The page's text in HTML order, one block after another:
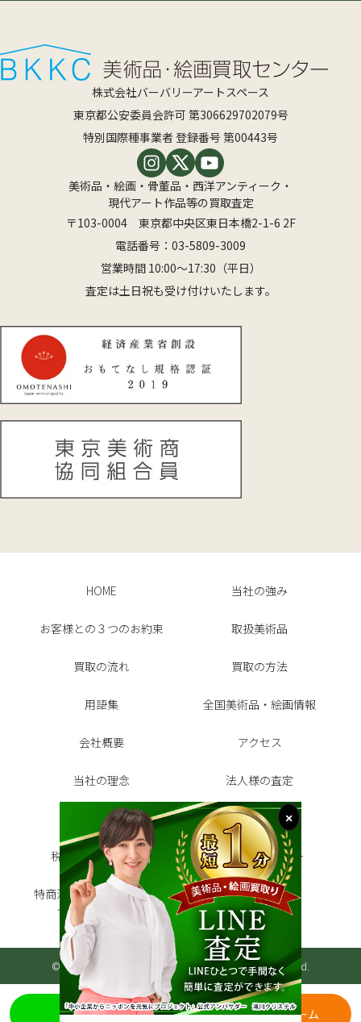
株式会社バーバリーアートスペース
東京都公安委員会許可 第306629702079号
特別国際種事業者 登録番号 第00443号
美術品・絵画・骨董品・西洋アンティーク・
現代アート作品等の買取査定
〒103-0004 東京都中央区東日本橋2-1-6 2F
電話番号： 03-5809-3009
営業時間 10:00〜17:30（平日）
査定は土日祝も受け付けいたします。
HOME 当社の強み
お客様との３つのお約束 取扱美術品
買取の流れ 買取の方法
用語集 全国美術品・絵画情報
会社概要 アクセス
当社の理念 法人様の査定
お客様の声 よくある質問
税金シミュレーター 代表インタビュー
特商法に基づく表記・プラ
イバシーポリシー
サイトマップ
©2026 美術品・絵画買取センター All Rights Reserved.
LINE査定 無料査定フォーム